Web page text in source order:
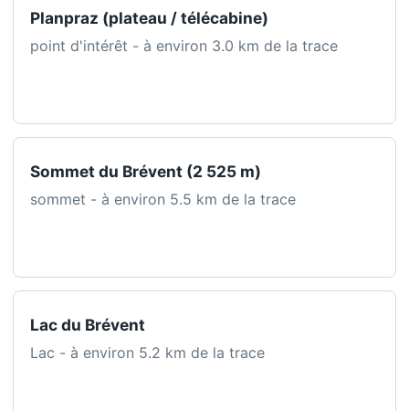
Planpraz (plateau / télécabine)
point d'intérêt - à environ 3.0 km de la trace
Sommet du Brévent (2 525 m)
sommet - à environ 5.5 km de la trace
Lac du Brévent
Lac - à environ 5.2 km de la trace